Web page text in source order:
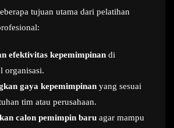
tujuan utama dari pelatihan
efektivitas kepemimpinan di
organisasi.
gaya kepemimpinan yang sesuai
tim atau perusahaan.
calon pemimpin baru agar mampu